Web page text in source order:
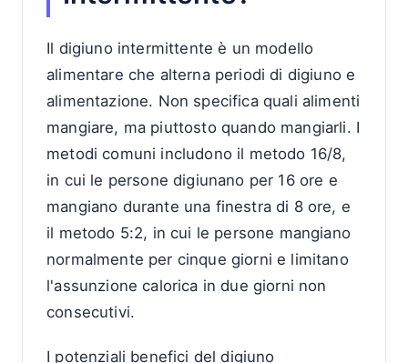
Il digiuno intermittente è un modello
alimentare che alterna periodi di digiuno e
alimentazione. Non specifica quali alimenti
mangiare, ma piuttosto quando mangiarli. I
metodi comuni includono il metodo 16/8,
in cui le persone digiunano per 16 ore e
mangiano durante una finestra di 8 ore, e
il metodo 5:2, in cui le persone mangiano
normalmente per cinque giorni e limitano
l'assunzione calorica in due giorni non
consecutivi.
I potenziali benefici del digiuno